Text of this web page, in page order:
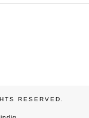
RESERVED.